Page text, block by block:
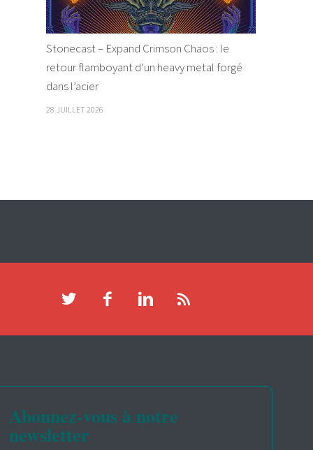
Stonecast – Expand Crimson Chaos : le
retour flamboyant d’un heavy metal forgé
dans l’acier
28 JUILLET 2026
Abonnez-vous à notre
newsletter